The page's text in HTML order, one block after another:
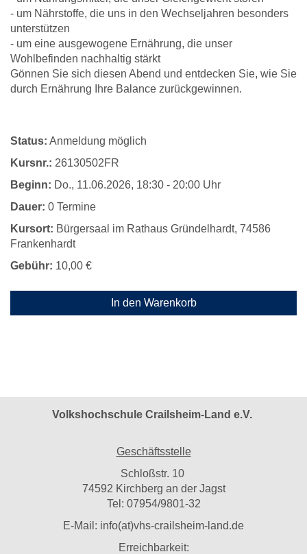
- um Nährstoffe, die uns in den Wechseljahren besonders
unterstützen
- um eine ausgewogene Ernährung, die unser
Wohlbefinden nachhaltig stärkt
Gönnen Sie sich diesen Abend und entdecken Sie, wie Sie
durch Ernährung Ihre Balance zurückgewinnen.
Status: Anmeldung möglich
Kursnr.: 26130502FR
Beginn: Do., 11.06.2026, 18:30 - 20:00 Uhr
Dauer: 0 Termine
Kursort: Bürgersaal im Rathaus Gründelhardt, 74586
Frankenhardt
Gebühr: 10,00 €
In den Warenkorb
Volkshochschule Crailsheim-Land e.V.
Geschäftsstelle
Schloßstr. 10
74592 Kirchberg an der Jagst
Tel: 07954/9801-32
E-Mail: info(at)vhs-crailsheim-land.de
Erreichbarkeit: